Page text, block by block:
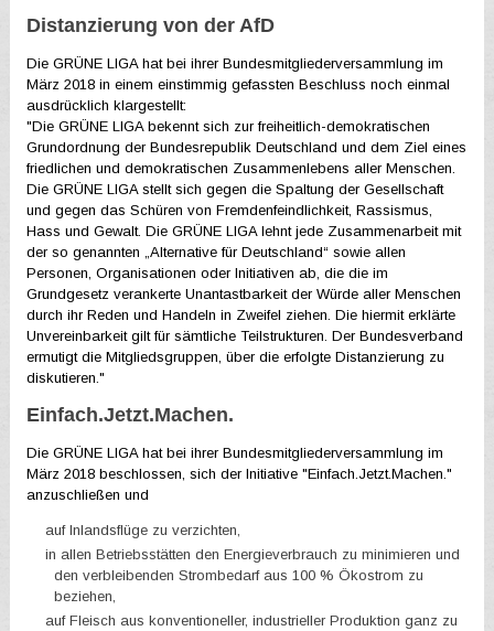
Distanzierung von der AfD
Die GRÜNE LIGA hat bei ihrer Bundesmitgliederversammlung im
März 2018 in einem einstimmig gefassten Beschluss noch einmal
ausdrücklich klargestellt:
"Die GRÜNE LIGA bekennt sich zur freiheitlich-demokratischen
Grundordnung der Bundesrepublik Deutschland und dem Ziel eines
friedlichen und demokratischen Zusammenlebens aller Menschen.
Die GRÜNE LIGA stellt sich gegen die Spaltung der Gesellschaft
und gegen das Schüren von Fremdenfeindlichkeit, Rassismus,
Hass und Gewalt. Die GRÜNE LIGA lehnt jede Zusammenarbeit mit
der so genannten „Alternative für Deutschland“ sowie allen
Personen, Organisationen oder Initiativen ab, die die im
Grundgesetz verankerte Unantastbarkeit der Würde aller Menschen
durch ihr Reden und Handeln in Zweifel ziehen. Die hiermit erklärte
Unvereinbarkeit gilt für sämtliche Teilstrukturen. Der Bundesverband
ermutigt die Mitgliedsgruppen, über die erfolgte Distanzierung zu
diskutieren."
Einfach.Jetzt.Machen.
Die GRÜNE LIGA hat bei ihrer Bundesmitgliederversammlung im
März 2018 beschlossen, sich der Initiative "Einfach.Jetzt.Machen."
anzuschließen und
auf Inlandsflüge zu verzichten,
in allen Betriebsstätten den Energieverbrauch zu minimieren und
den verbleibenden Strombedarf aus 100 % Ökostrom zu
beziehen,
auf Fleisch aus konventioneller, industrieller Produktion ganz zu